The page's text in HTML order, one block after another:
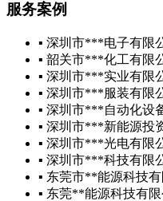
服务案例
▪ 深圳市***电子有限
▪ 韶关市***化工有限
▪ 深圳市***实业有限
▪ 深圳市***服装有限
▪ 深圳市***自动化设
▪ 深圳市***新能源投
▪ 深圳市***光电有限
▪ 深圳市***科技有限
▪ 东莞市**能源科技有
▪ 东莞**能源科技有限